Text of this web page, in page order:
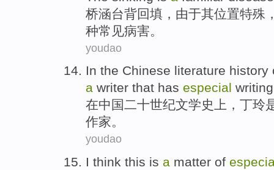
桥涵台背回填 ， 由于其位置特殊
种常见病害。
youdao
In the Chinese literature history
a writer that has especial writing
在中国二十世纪文学史 上， 丁玲
作家。
youdao
I think this is a matter of